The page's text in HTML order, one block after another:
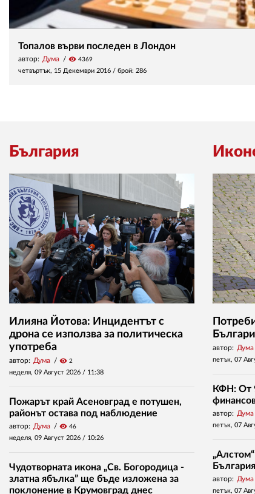
Топалов върви последен в Лондон
автор: Дума visibility 4369
четвъртък, 15 Декември 2016 / брой: 286
България
Илияна Йотова: Инцидентът с
дрона се използва за политическа
употреба
автор: Дума visibility 2
неделя, 09 Август 2026 / 11:38
Пожарът край Асеновград е потушен,
районът остава под наблюдение
автор: Дума visibility 46
неделя, 09 Август 2026 / 10:26
Чудотворната икона „Св. Богородица -
златна ябълка” ще бъде изложена за
поклонение в Крумовград днес
автор: Дума
петък, 07
КФН: От
автор: Дума
петък, 07
България
автор: Дума
петък, 07